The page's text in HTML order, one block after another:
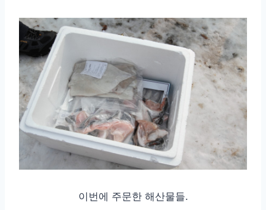
이번에 주문한 해산물들.